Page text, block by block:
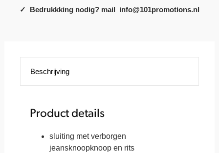
✓ Bedrukkking nodig? mail info@101promotions.nl
Beschrijving
Product details
sluiting met verborgen
jeansknoopknoop en rits